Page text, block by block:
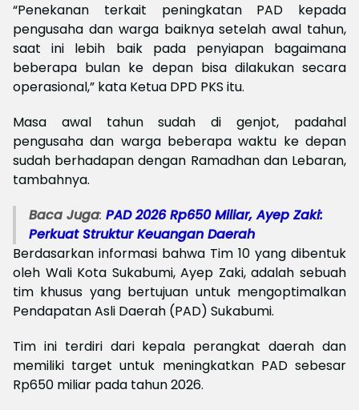
“Penekanan terkait peningkatan PAD kepada
pengusaha dan warga baiknya setelah awal tahun,
saat ini lebih baik pada penyiapan bagaimana
beberapa bulan ke depan bisa dilakukan secara
operasional,” kata Ketua DPD PKS itu.
Masa awal tahun sudah di genjot, padahal
pengusaha dan warga beberapa waktu ke depan
sudah berhadapan dengan Ramadhan dan Lebaran,
tambahnya.
Baca Juga: ‎PAD 2026 Rp650 Miliar, Ayep Zaki:
Perkuat Struktur Keuangan Daerah
Berdasarkan informasi bahwa Tim 10 yang dibentuk
oleh Wali Kota Sukabumi, Ayep Zaki, adalah sebuah
tim khusus yang bertujuan untuk mengoptimalkan
Pendapatan Asli Daerah (PAD) Sukabumi.
Tim ini terdiri dari kepala perangkat daerah dan
memiliki target untuk meningkatkan PAD sebesar
Rp650 miliar pada tahun 2026.